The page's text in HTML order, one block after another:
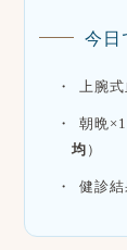
今日
上腕式
朝晩
均 ）
健診